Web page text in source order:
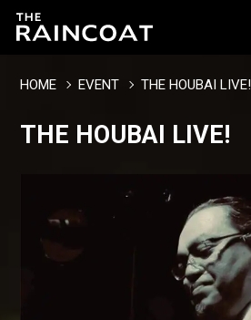
HOME EVENT THE HOUBAI LIVE!
THE HOUBAI LIVE!